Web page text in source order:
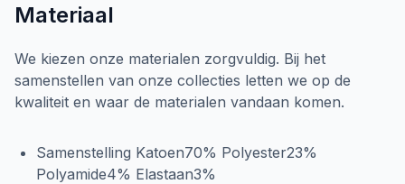
Materiaal
We kiezen onze materialen zorgvuldig. Bij het
samenstellen van onze collecties letten we op de
kwaliteit en waar de materialen vandaan komen.
Samenstelling Katoen70% Polyester23%
Polyamide4% Elastaan3%